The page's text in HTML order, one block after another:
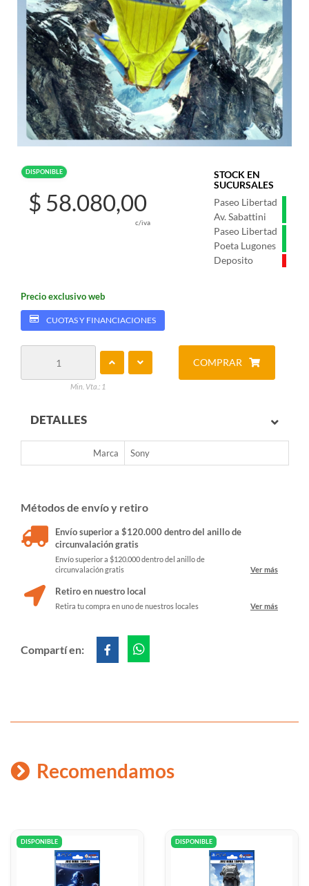
DISPONIBLE
STOCK EN
SUCURSALES
Paseo Libertad
Av. Sabattini
Paseo Libertad
Poeta Lugones
Deposito
$ 58.080,00
c/iva
Precio exclusivo web
CUOTAS Y FINANCIACIONES
Min. Vta.: 1
COMPRAR
DETALLES
Marca Sony
Métodos de envío y retiro
Envío superior a $120.000 dentro del anillo de
circunvalación gratis
Envío superior a $120.000 dentro del anillo de
circunvalación gratis
Ver más
Retiro en nuestro local
Retira tu compra en uno de nuestros locales Ver más
Compartí en:
Recomendamos
DISPONIBLE DISPONIBLE